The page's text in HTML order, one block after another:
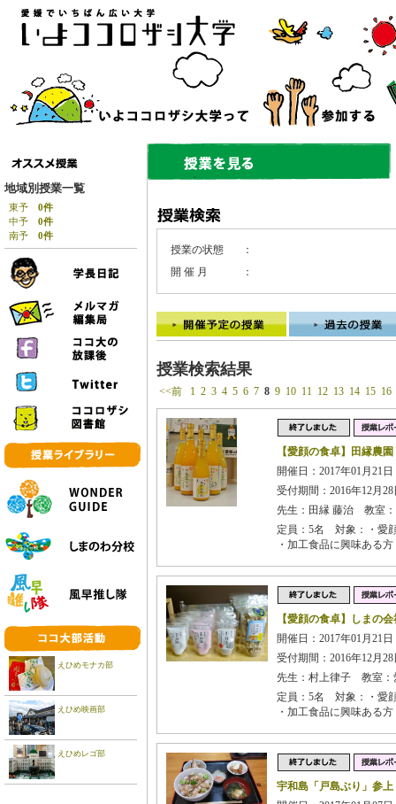
地域別授業一覧
東予 0件
中予 0件
南予 0件
えひめモナカ部
えひめ映画部
えひめレゴ部
授業の状態
：
開 催 月
：
授業検索結果
<<前 1 2 3 4 5 6 7 8 9 10 11 12 13 14 15 16
【愛顔の食卓】田縁農園
開催日：2017年01月21
受付期間：2016年12月
先生：田縁 藤治 教室
定員：5名 対象：・愛
・加工食品に興味ある方
【愛顔の食卓】しまの会
開催日：2017年01月21
受付期間：2016年12月
先生：村上律子 教室：
定員：5名 対象：・愛
・加工食品に興味ある方
宇和島「戸島ぶり」参上